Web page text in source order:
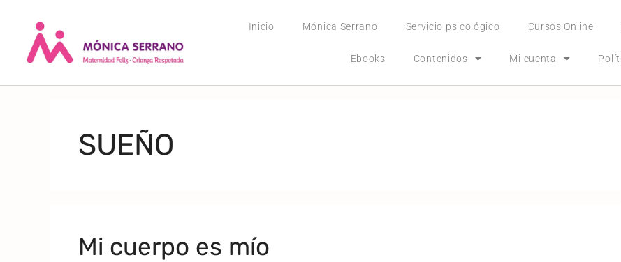
Inicio Mónica Serrano Servicio psicológico Cursos Online
Ebooks Contenidos Mi cuenta
SUEÑO
Mi cuerpo es mío